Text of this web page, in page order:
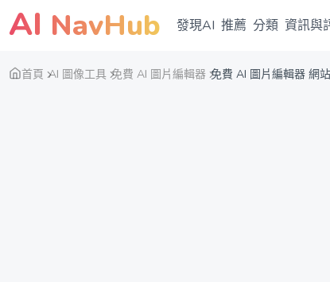
AI NavHub 發現AI 推薦 分類 資訊與
首頁 AI 圖像工具 免費 AI 圖片編輯器 免費 AI 圖片編輯器 網